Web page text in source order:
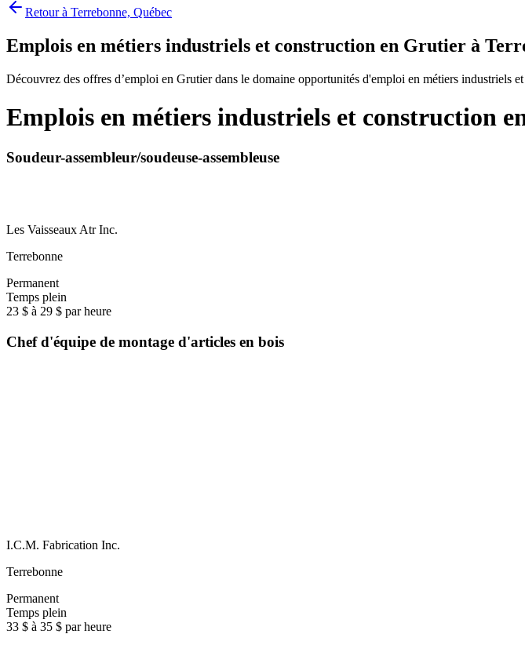
Retour à Terrebonne, Québec
Emplois en métiers industriels et construction en Grutier à
Découvrez des offres d’emploi en Grutier dans le domaine opportunités d'emploi en métiers industriels
Emplois en métiers industriels et construction
Soudeur-assembleur/soudeuse-assembleuse
Les Vaisseaux Atr Inc.
Terrebonne
Permanent
Temps plein
23 $ à 29 $ par heure
Chef d'équipe de montage d'articles en bois
I.C.M. Fabrication Inc.
Terrebonne
Permanent
Temps plein
33 $ à 35 $ par heure